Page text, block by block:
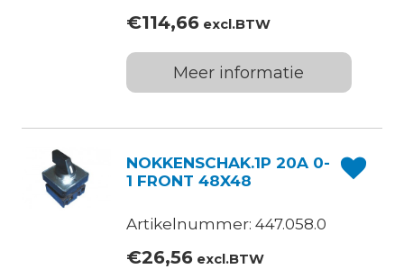
€114,66excl.BTW
Meer informatie
NOKKENSCHAK.1P 20A 0-
1 FRONT 48X48
Artikelnummer: 447.058.0
€26,56excl.BTW